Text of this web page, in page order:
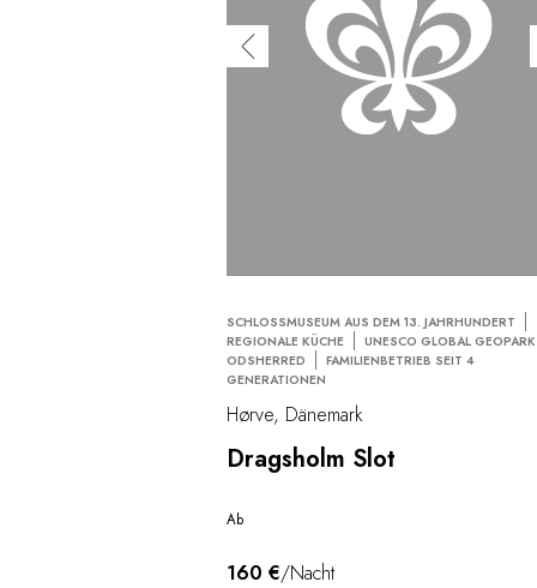
SCHLOSSMUSEUM AUS DEM 13. JAHRHUNDERT
REGIONALE KÜCHE
UNESCO GLOBAL GEOPARK
ODSHERRED
FAMILIENBETRIEB SEIT 4
GENERATIONEN
Hørve, Dänemark
Dragsholm Slot
Ab
160 €/Nacht